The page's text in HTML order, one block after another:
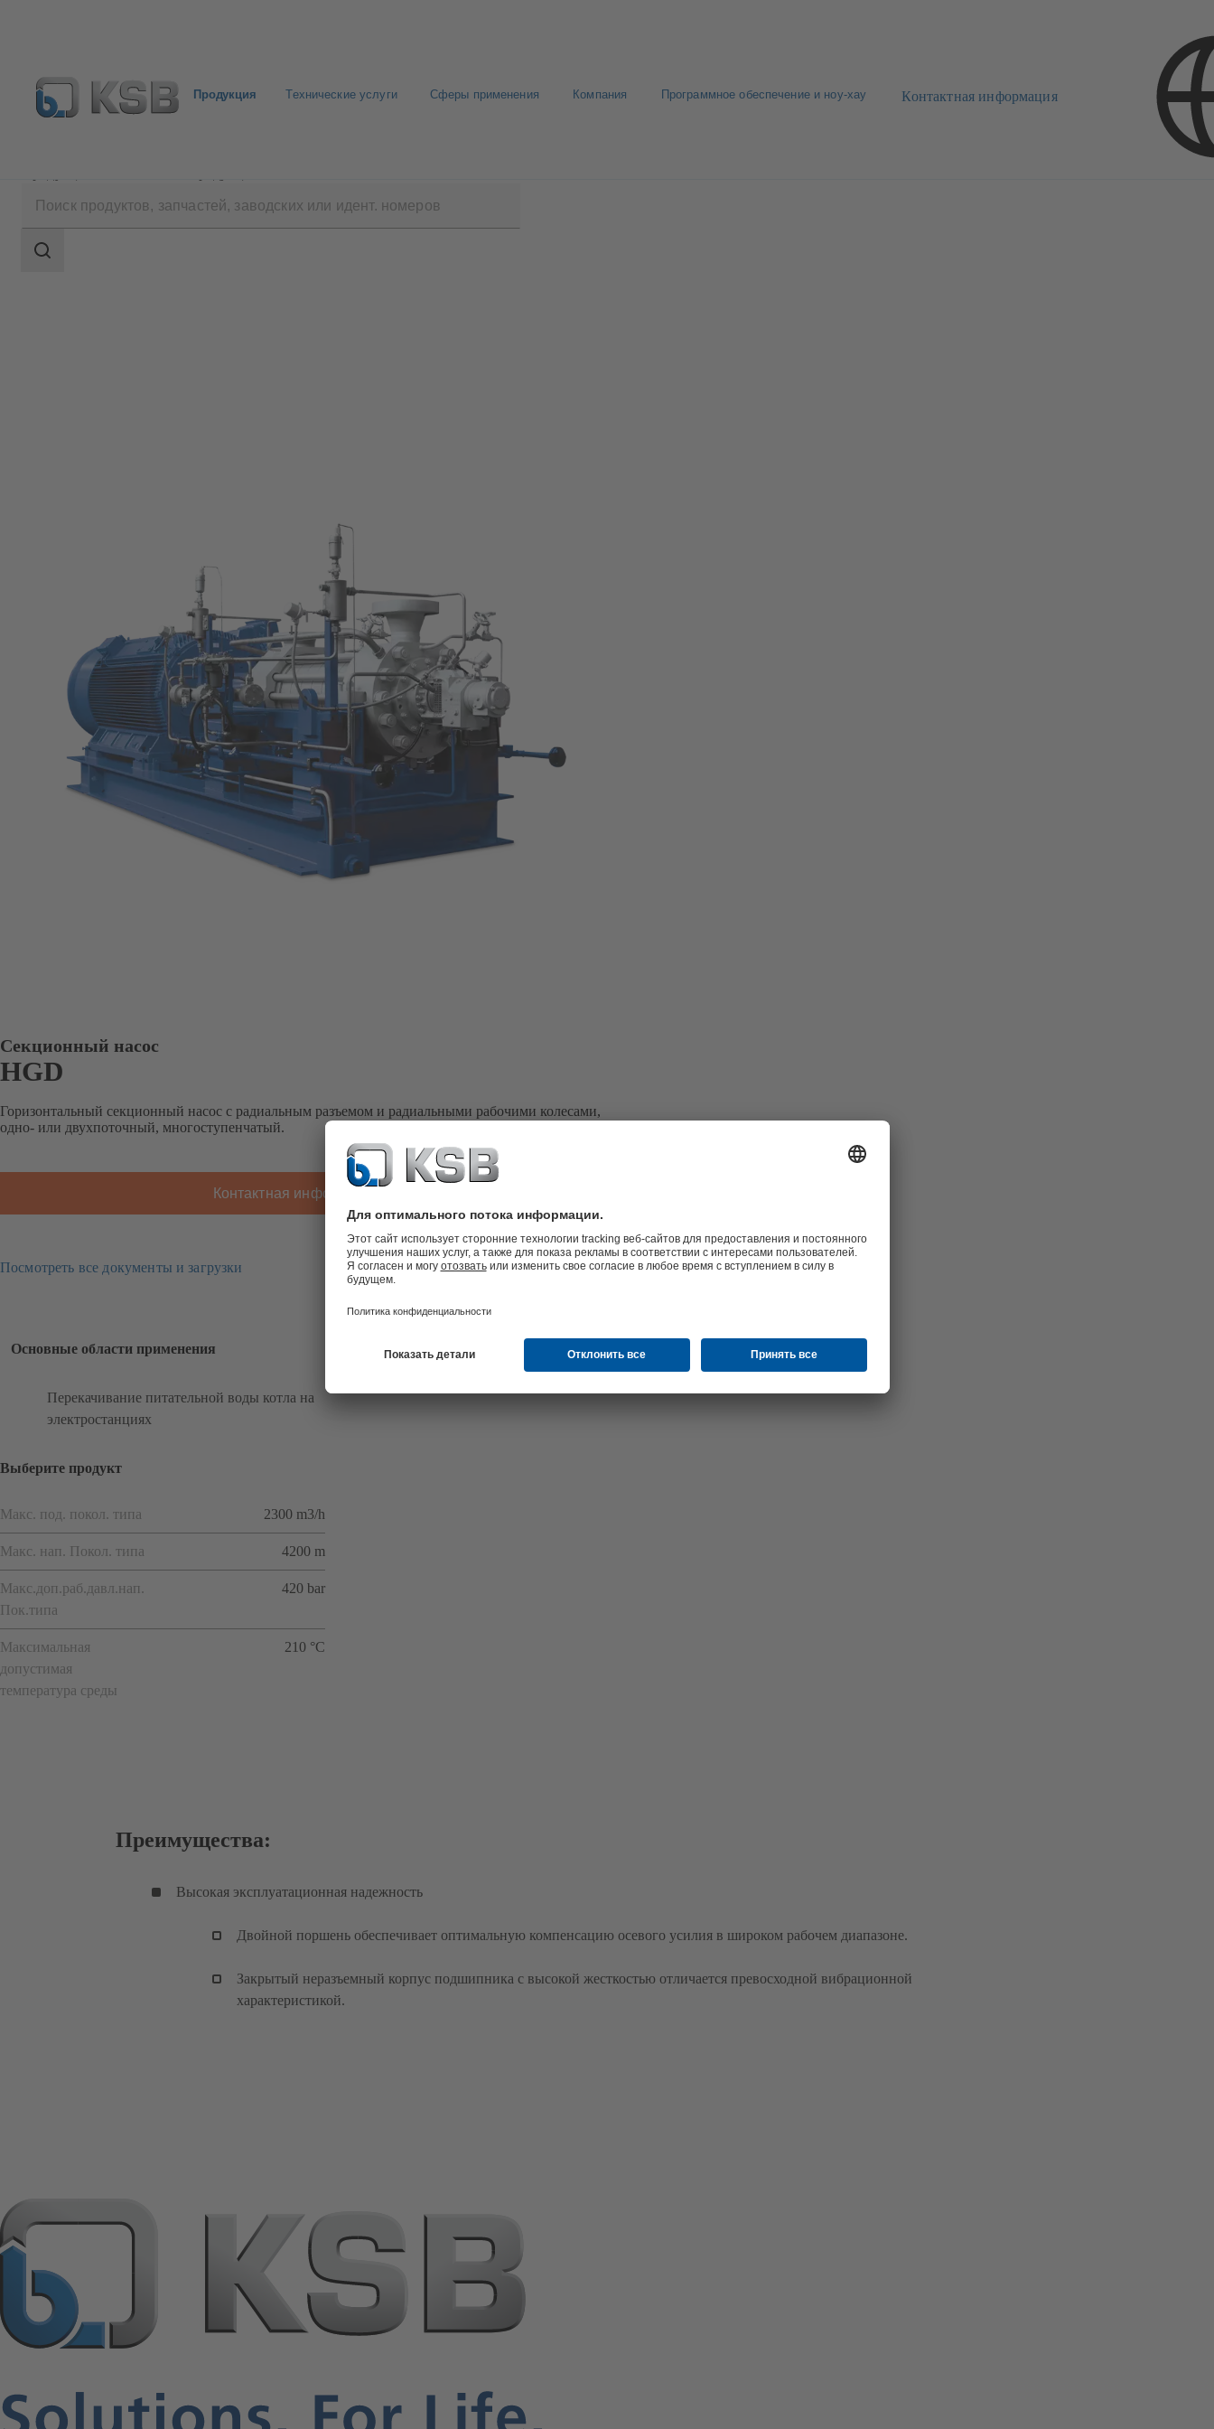
Продукция Технические услуги Сферы применения Компания Программное обеспечение и ноу-хау Контактная информация
поиска
Область
Секционный насос
HGD
Горизонтальный секционный насос с радиальным разъемом и радиальными рабочими колесами,
одно- или двухпоточный, многоступенчатый.
Контактная информация KSB
Посмотреть все документы и загрузки
Основные области применения
Перекачивание питательной воды котла на
электростанциях
Выберите продукт
Макс. под. покол. типа 2300 m3/h
Макс. нап. Покол. типа 4200 m
Макс.доп.раб.давл.нап.
Пок.типа
420 bar
Максимальная
допустимая
температура среды
210 °C
Преимущества:
Высокая эксплуатационная надежность
Двойной поршень обеспечивает оптимальную компенсацию осевого усилия в широком рабочем диапазоне.
Закрытый неразъемный корпус подшипника с высокой жесткостью отличается превосходной вибрационной
характеристикой.